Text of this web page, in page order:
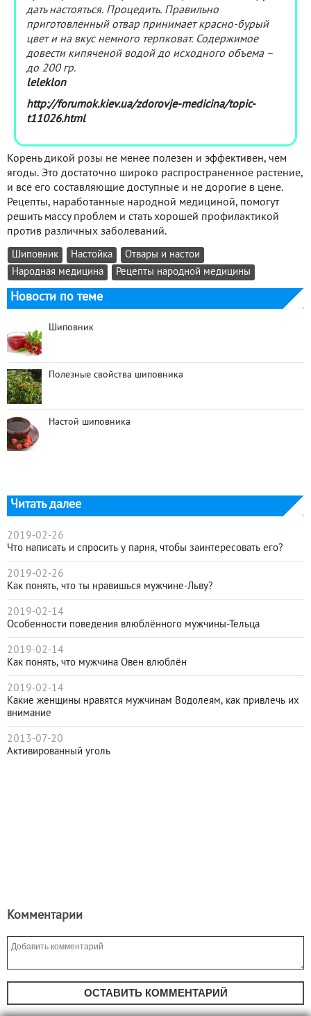
дать настояться. Процедить. Правильно
приготовленный отвар принимает красно-бурый
цвет и на вкус немного терпковат. Содержимое
довести кипяченой водой до исходного объема –
до 200 гр.
leleklon
http://forumok.kiev.ua/zdorovje-medicina/topic-
t11026.html
Корень дикой розы не менее полезен и эффективен, чем
ягоды. Это достаточно широко распространенное растение,
и все его составляющие доступные и не дорогие в цене.
Рецепты, наработанные народной медициной, помогут
решить массу проблем и стать хорошей профилактикой
против различных заболеваний.
Шиповник Настойка
Отвары и настои
Народная медицина
Рецепты народной медицины
Новости по теме
Шиповник
Полезные свойства шиповника
Настой шиповника
Читать далее
2019-02-26
Что написать и спросить у парня, чтобы заинтересовать его?
2019-02-26
Как понять, что ты нравишься мужчине-Льву?
2019-02-14
Особенности поведения влюблённого мужчины-Тельца
2019-02-14
Как понять, что мужчина Овен влюблён
2019-02-14
Какие женщины нравятся мужчинам Водолеям, как привлечь их
внимание
2013-07-20
Активированный уголь
Комментарии
ОСТАВИТЬ КОММЕНТАРИЙ